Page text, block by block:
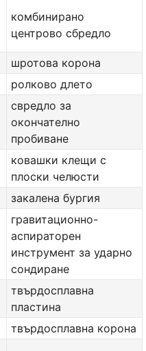
комбинирано
центрово сбредло
шротова корона
ролково длето
свредло за
окончателно
пробиване
ковашки клещи с
плоски челюсти
закалена бургия
гравитационно-
аспираторен
инструмент за ударно
сондиране
твърдосплавна
пластина
твърдосплавна корона